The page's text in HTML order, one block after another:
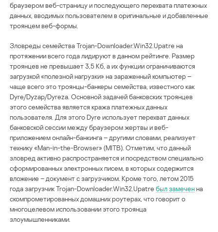
браузером веб-страницу и последующего перехвата платежных
данных, вводимых пользователем в оригинальные и добавленные
троянцем веб-формы.
Зловреды семейства Trojan-Downloader.Win32.Upatre на
протяжении всего года лидируют в данном рейтинге. Размер
троянцев не превышает 3,5 Кб, а их функции ограничиваются
загрузкой «полезной нагрузки» на зараженный компьютер –
чаще всего это троянцы-банкеры семейства, известного как
Dyre/Dyzap/Dyreza. Основной задачей банковских троянцев
этого семейства является кража платежных данных
пользователя. Для этого Dyre использует перехват данных
банковской сессии между браузером жертвы и веб-
приложением онлайн-банкинга – другими словами, реализует
технику «Man-in-the-Browser» (MITB). Отметим, что данный
зловред активно распространяется и посредством специально
сформированных электронных писем, в которых содержится
вложение – документ с загрузчиком. Кроме того, летом 2015
года загрузчик Trojan-Downloader.Win32.Upatre был замеченна
скомпрометированных домашних роутерах, что говорит о
многоцелевом использовании этого троянца
злоумышленниками.